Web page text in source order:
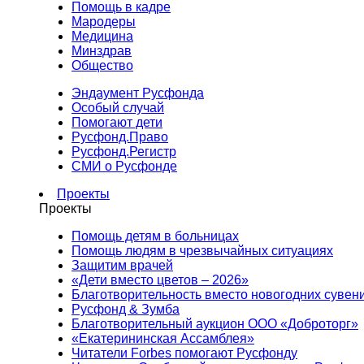
Помощь в кадре
Мародеры
Медицина
Минздрав
Общество
Эндаумент Русфонда
Особый случай
Помогают дети
Русфонд.Право
Русфонд.Регистр
СМИ о Русфонде
Проекты
Проекты
Помощь детям в больницах
Помощь людям в чрезвычайных ситуациях
Защитим врачей
«Дети вместо цветов – 2026»
Благотворительность вместо новогодних
Русфонд & Зумба
Благотворительный аукцион ООО «Доброторг»
«Екатерининская Ассамблея»
Читатели Forbes помогают Русфонду